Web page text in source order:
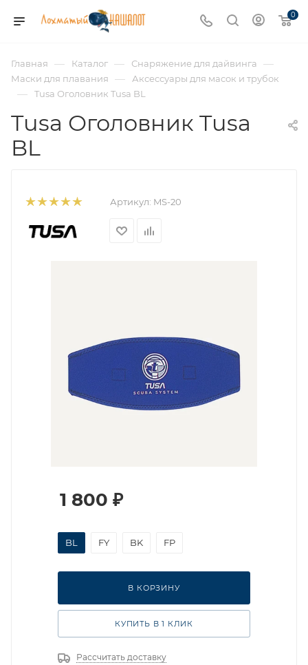
0
Главная — Каталог — Снаряжение для дайвинга —
Маски для плавания — Аксессуары для масок и трубок
— Tusa Оголовник Tusa BL
Tusa Оголовник Tusa
BL
Артикул: MS-20
1 800 ₽
BL FY BK FP
В КОРЗИНУ
КУПИТЬ В 1 КЛИК
Рассчитать доставку